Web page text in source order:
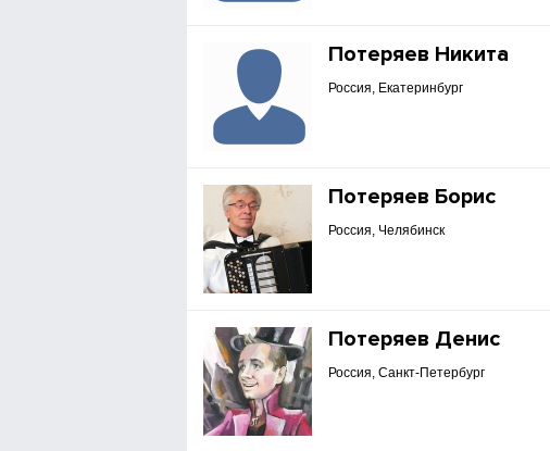
Потеряев Никита
Россия, Екатеринбург
Потеряев Борис
Россия, Челябинск
Потеряев Денис
Россия, Санкт-Петербург